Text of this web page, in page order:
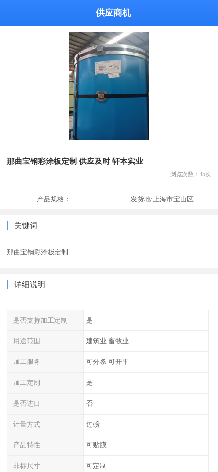
供应商机
那曲宝钢彩涂板定制 供应及时 轩本实业
浏览次数： 85次
产品规格： 发货地:上海市宝山区
关键词
那曲宝钢彩涂板定制
详细说明
是否支持加工定制 是
用途范围 建筑业 畜牧业
加工服务 可分条 可开平
加工定制 是
是否进口 否
计量方式 过磅
产品特性 可贴膜
非标尺寸 可定制